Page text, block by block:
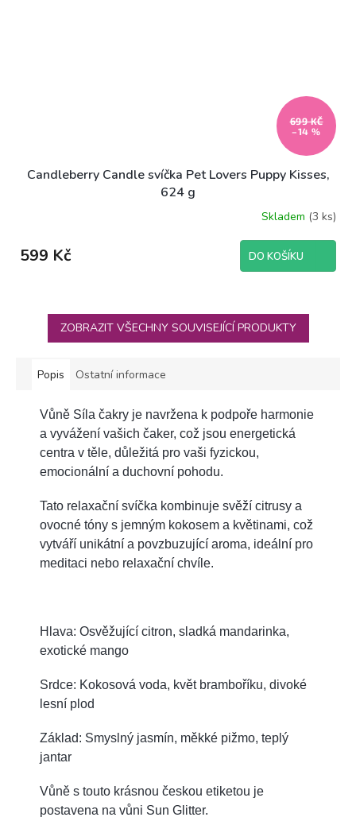
699 KČ
–14 %
Candleberry Candle svíčka Pet Lovers Puppy Kisses,
624 g
Skladem (3 ks)
599 Kč DO KOŠÍKU
ZOBRAZIT VŠECHNY SOUVISEJÍCÍ PRODUKTY
Popis Ostatní informace
Vůně Síla čakry je navržena k podpoře harmonie
a vyvážení vašich čaker, což jsou energetická
centra v těle, důležitá pro vaši fyzickou,
emocionální a duchovní pohodu.
Tato relaxační svíčka kombinuje svěží citrusy a
ovocné tóny s jemným kokosem a květinami, což
vytváří unikátní a povzbuzující aroma, ideální pro
meditaci nebo relaxační chvíle.
Hlava: Osvěžující citron, sladká mandarinka,
exotické mango
Srdce: Kokosová voda, květ bramboříku, divoké
lesní plod
Základ: Smyslný jasmín, měkké pižmo, teplý
jantar
Vůně s touto krásnou českou etiketou je
postavena na vůni Sun Glitter.